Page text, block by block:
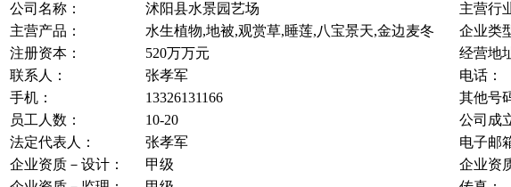
公司名称： 沭阳县水景园艺场 主营行
主营产品：
水生植物,地被,观赏草,睡莲,八宝景天,金边麦冬 企业类
注册资本：
520万万元 经营地
联系人：
张孝军 电话：
手机：
13326131166 其他号
员工人数：
10-20 公司成
法定代表人：
张孝军 电子邮
企业资质－设计：
甲级 企业资